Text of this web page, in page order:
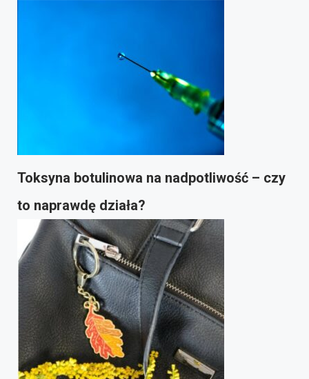
Toksyna botulinowa na nadpotliwość – czy
to naprawdę działa?